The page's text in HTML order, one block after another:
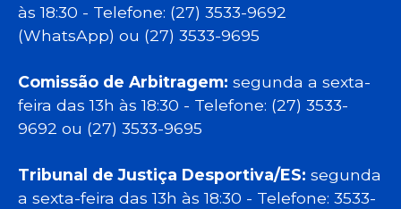
às 18:30 - Telefone: (27) 3533-9692
(WhatsApp) ou (27) 3533-9695
Comissão de Arbitragem: segunda a sexta-
feira das 13h às 18:30 - Telefone: (27) 3533-
9692 ou (27) 3533-9695
Tribunal de Justiça Desportiva/ES: segunda
a sexta-feira das 13h às 18:30 - Telefone: 3533-